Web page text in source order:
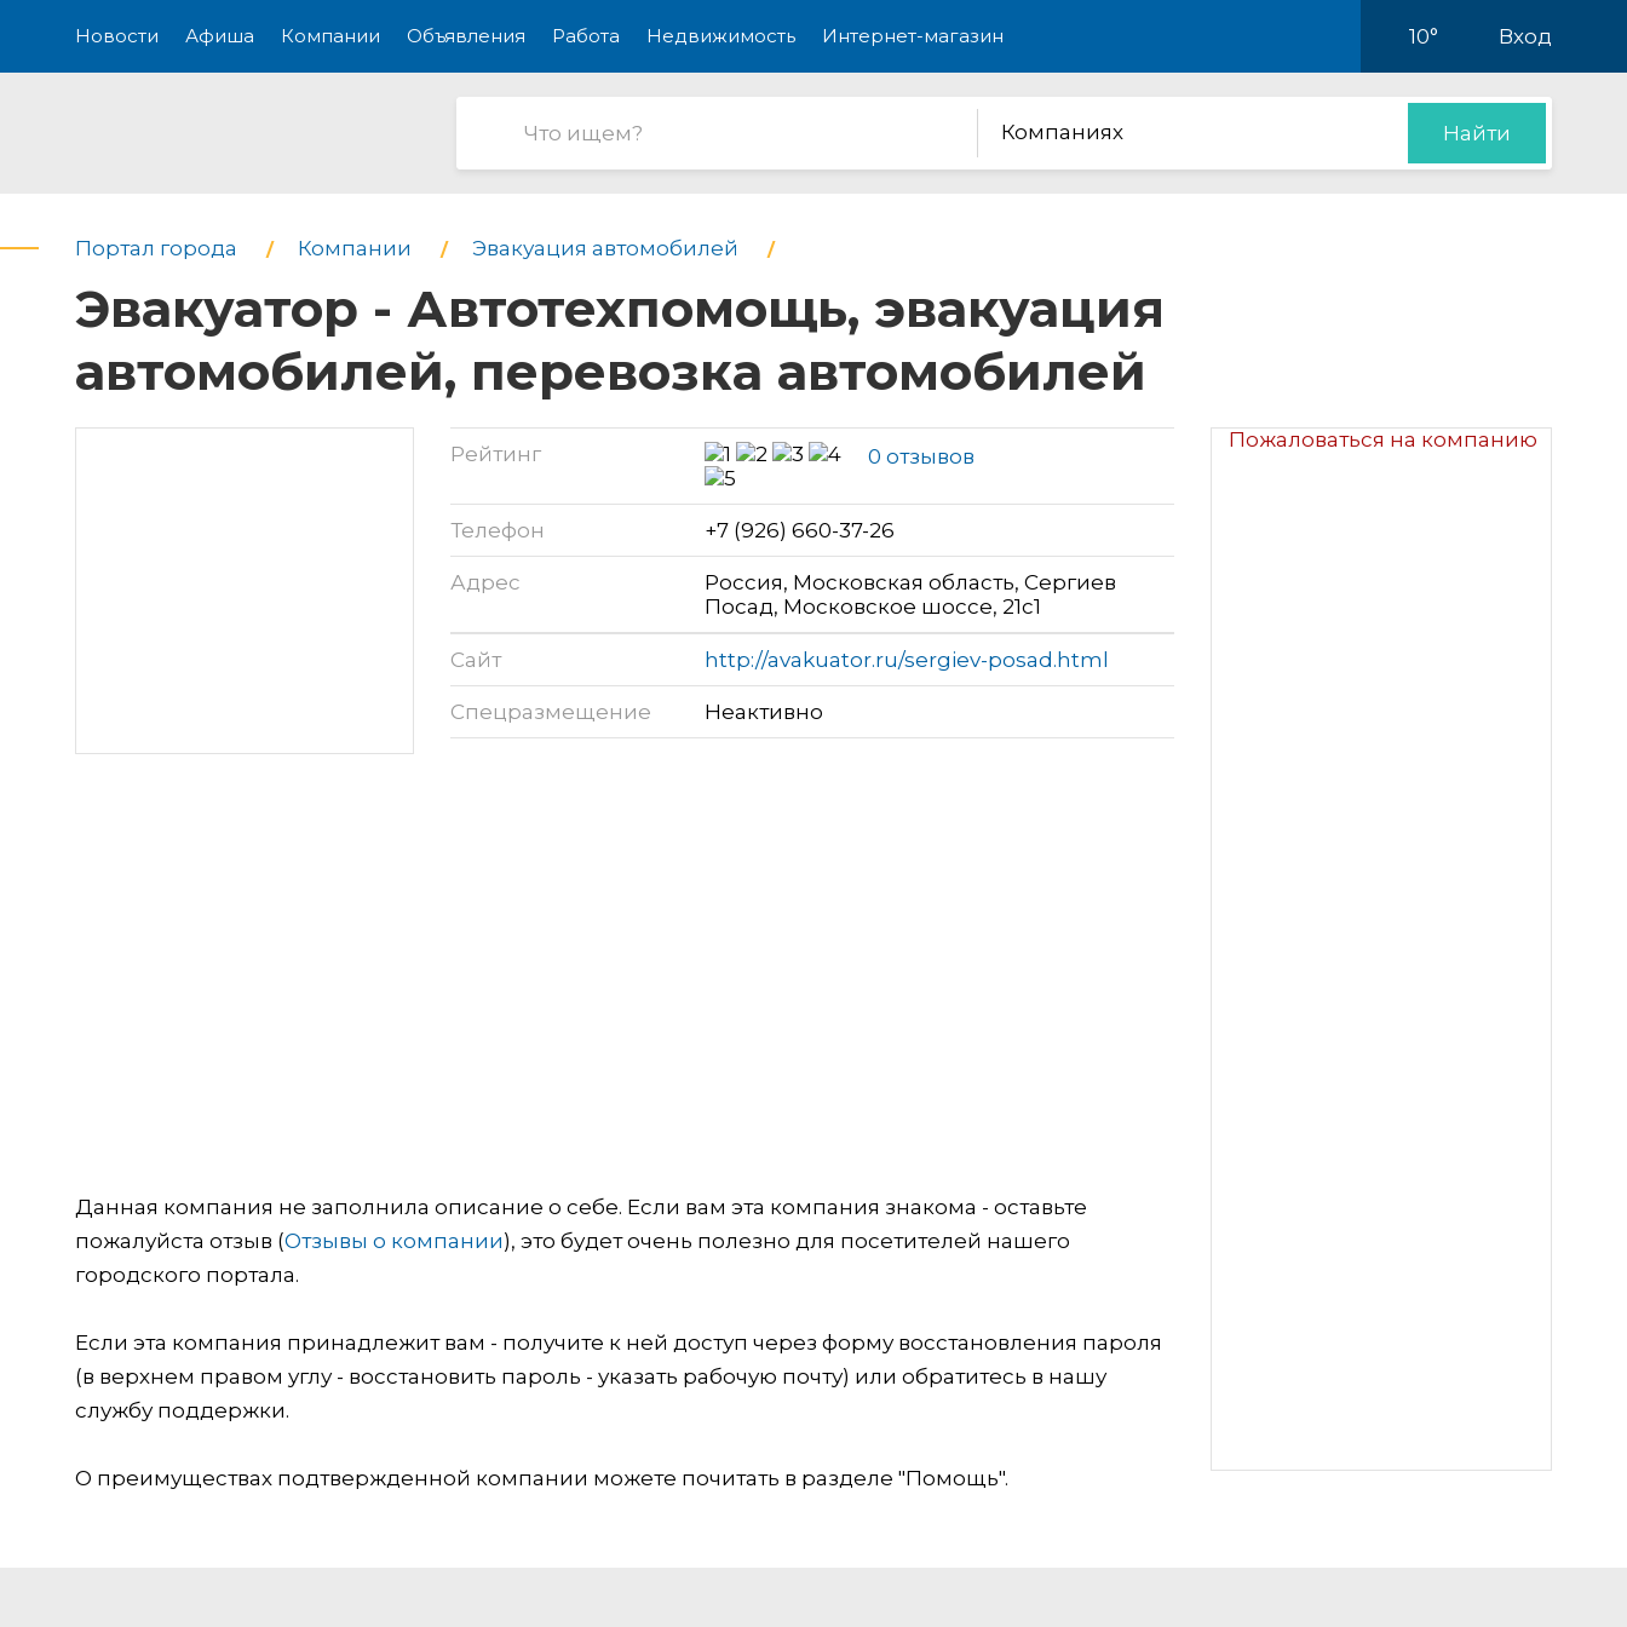
Новости Афиша Компании Объявления Работа Недвижимость Интернет-магазин 10° Вход
Компаниях Найти
Портал города Компании Эвакуация автомобилей
Эвакуатор - Автотехпомощь, эвакуация
автомобилей, перевозка автомобилей
Пожаловаться на компанию
Рейтинг 0 отзывов
Телефон +7 (926) 660-37-26
Адрес
Россия, Московская область, Сергиев
Посад, Московское шоссе, 21с1
Сайт http://avakuator.ru/sergiev-posad.html
Спецразмещение Неактивно
Данная компания не заполнила описание о себе. Если вам эта компания знакома - оставьте
пожалуйста отзыв (Отзывы о компании), это будет очень полезно для посетителей нашего
городского портала.
Если эта компания принадлежит вам - получите к ней доступ через форму восстановления пароля
(в верхнем правом углу - восстановить пароль - указать рабочую почту) или обратитесь в нашу
службу поддержки.
О преимуществах подтвержденной компании можете почитать в разделе "Помощь".